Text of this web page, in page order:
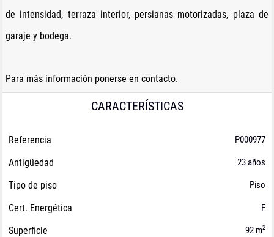
de intensidad, terraza interior, persianas motorizadas, plaza de
garaje y bodega.
Para más información ponerse en contacto.
CARACTERÍSTICAS
Referencia P000977
Antigüedad 23 años
Tipo de piso Piso
Cert. Energética F
Superficie 92 m2